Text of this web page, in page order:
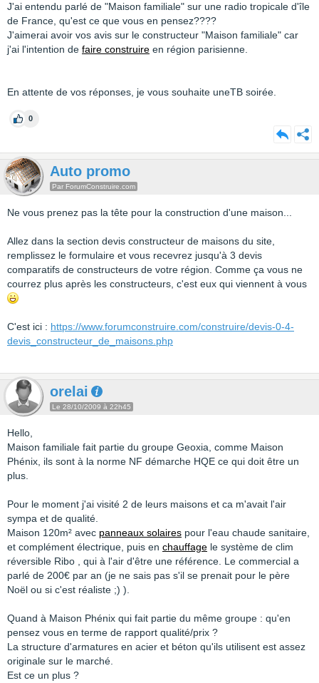
J'ai entendu parlé de "Maison familiale" sur une radio tropicale d'île
de France, qu'est ce que vous en pensez????
J'aimerai avoir vos avis sur le constructeur "Maison familiale" car
j'ai l'intention de faire construire en région parisienne.
En attente de vos réponses, je vous souhaite uneTB soirée.
0
Auto promo
Par ForumConstruire.com
Ne vous prenez pas la tête pour la construction d'une maison...
Allez dans la section devis constructeur de maisons du site,
remplissez le formulaire et vous recevrez jusqu'à 3 devis
comparatifs de constructeurs de votre région. Comme ça vous ne
courrez plus après les constructeurs, c'est eux qui viennent à vous
C'est ici : https://www.forumconstruire.com/construire/devis-0-4-
devis_constructeur_de_maisons.php
orelai
Le 28/10/2009 à 22h45
Hello,
Maison familiale fait partie du groupe Geoxia, comme Maison
Phénix, ils sont à la norme NF démarche HQE ce qui doit être un
plus.
Pour le moment j'ai visité 2 de leurs maisons et ca m'avait l'air
sympa et de qualité.
Maison 120m² avec panneaux solaires pour l'eau chaude sanitaire,
et complément électrique, puis en chauffage le système de clim
réversible Ribo , qui à l'air d'être une référence. Le commercial a
parlé de 200€ par an (je ne sais pas s'il se prenait pour le père
Noël ou si c'est réaliste ;) ).
Quand à Maison Phénix qui fait partie du même groupe : qu'en
pensez vous en terme de rapport qualité/prix ?
La structure d'armatures en acier et béton qu'ils utilisent est assez
originale sur le marché.
Est ce un plus ?